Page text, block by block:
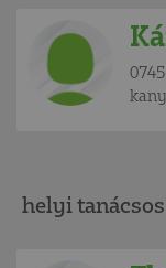
helyi tanácsos